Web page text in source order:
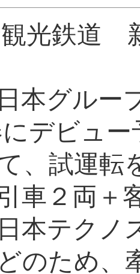
光鉄道
本グルー
デビュ
、試運転
車２両＋
本テクノ
のため、